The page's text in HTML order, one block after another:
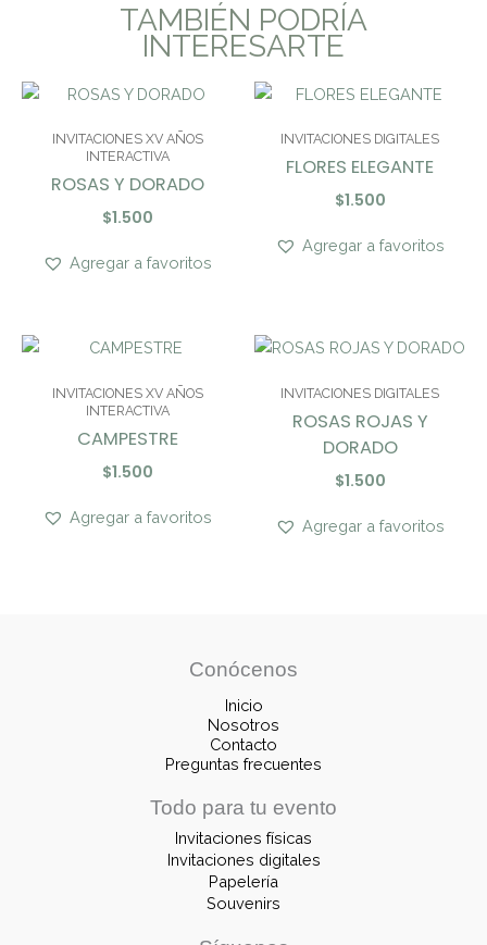
TAMBIÉN PODRÍA
INTERESARTE
INVITACIONES XV AÑOS
INTERACTIVA
ROSAS Y DORADO
$1.500
Agregar a favoritos
INVITACIONES DIGITALES
FLORES ELEGANTE
$1.500
Agregar a favoritos
INVITACIONES XV AÑOS
INTERACTIVA
CAMPESTRE
$1.500
Agregar a favoritos
INVITACIONES DIGITALES
ROSAS ROJAS Y
DORADO
$1.500
Agregar a favoritos
Conócenos
Inicio
Nosotros
Contacto
Preguntas frecuentes
Todo para tu evento
Invitaciones físicas
Invitaciones digitales
Papelería
Souvenirs